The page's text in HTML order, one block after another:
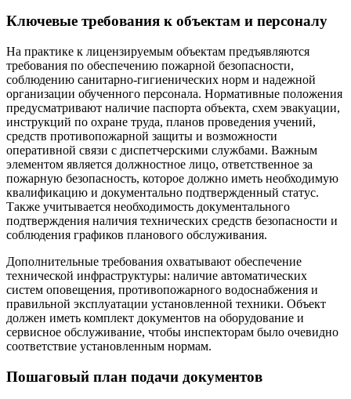
Ключевые требования к объектам и персоналу
На практике к лицензируемым объектам предъявляются
требования по обеспечению пожарной безопасности,
соблюдению санитарно-гигиенических норм и надежной
организации обученного персонала. Нормативные положения
предусматривают наличие паспорта объекта, схем эвакуации,
инструкций по охране труда, планов проведения учений,
средств противопожарной защиты и возможности
оперативной связи с диспетчерскими службами. Важным
элементом является должностное лицо, ответственное за
пожарную безопасность, которое должно иметь необходимую
квалификацию и документально подтвержденный статус.
Также учитывается необходимость документального
подтверждения наличия технических средств безопасности и
соблюдения графиков планового обслуживания.
Дополнительные требования охватывают обеспечение
технической инфраструктуры: наличие автоматических
систем оповещения, противопожарного водоснабжения и
правильной эксплуатации установленной техники. Объект
должен иметь комплект документов на оборудование и
сервисное обслуживание, чтобы инспекторам было очевидно
соответствие установленным нормам.
Пошаговый план подачи документов